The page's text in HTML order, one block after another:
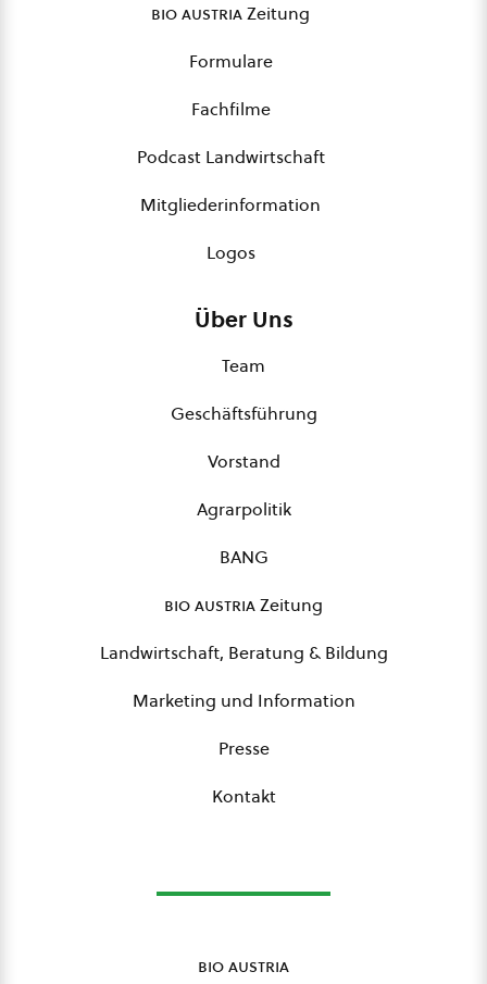
bio austriaZeitung
Formulare
Fachfilme
Podcast Landwirtschaft
Mitgliederinformation
Logos
Über Uns
Team
Geschäftsführung
Vorstand
Agrarpolitik
BANG
bio austriaZeitung
Landwirtschaft, Beratung & Bildung
Marketing und Information
Presse
Kontakt
bio austria